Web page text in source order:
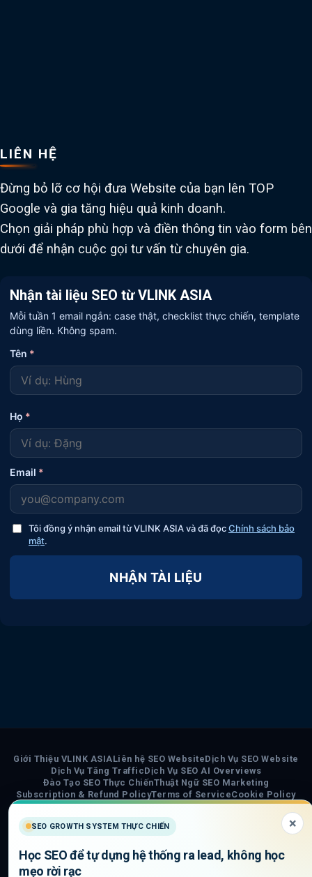
LIÊN HỆ
Đừng bỏ lỡ cơ hội đưa Website của bạn lên TOP
Google và gia tăng hiệu quả kinh doanh.
Chọn giải pháp phù hợp và điền thông tin vào form bên
dưới để nhận cuộc gọi tư vấn từ chuyên gia.
Nhận tài liệu SEO từ VLINK ASIA
Mỗi tuần 1 email ngắn: case thật, checklist thực chiến, template
dùng liền. Không spam.
Tên *
Họ *
Email *
Tôi đồng ý nhận email từ VLINK ASIA và đã đọcChính sách bảo
mật.
NHẬN TÀI LIỆU
Visa PayPal Stripe MasterCard
Cash
Giới Thiệu VLINK ASIALiên hệ SEO WebsiteDịch Vụ SEO Website
Dịch Vụ Tăng TrafficDịch Vụ SEO AI Overviews
Đào Tạo SEO Thực ChiếnThuật Ngữ SEO Marketing
Subscription & Refund PolicyTerms of ServiceCookie Policy
Privacy PolicyChính Sách Nội Dung AISơ đồ trang VLINK ASIA
Tin tức
SEO GROWTH SYSTEM THỰC CHIẾN ×
Học SEO để tự dựng hệ thống ra lead, không học
mẹo rời rạc